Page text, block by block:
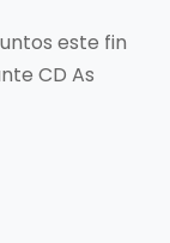
este fin
CD As